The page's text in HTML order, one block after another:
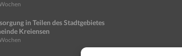
in Teilen des Stadtgebietes
Kreiensen